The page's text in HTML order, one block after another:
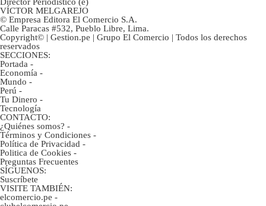
VÍCTOR MELGAREJO
© Empresa Editora El Comercio S.A.
Calle Paracas #532, Pueblo Libre, Lima.
Copyright© | Gestion.pe | Grupo El Comercio | Todos los derechos
reservados
SECCIONES:
Portada -
Economía -
Mundo -
Perú -
Tu Dinero -
Tecnología
CONTACTO:
¿Quiénes somos? -
Términos y Condiciones -
Política de Privacidad -
Politica de Cookies -
Preguntas Frecuentes
SÍGUENOS:
Suscríbete
VISITE TAMBIÉN:
elcomercio.pe -